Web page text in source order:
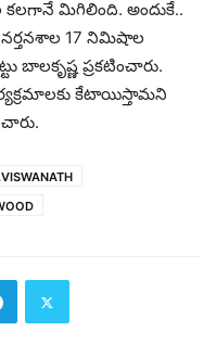
మిగిలింది. అందుకే..
న‌ర్త‌న‌శాల 17 నిమిషాల
ప్ర‌క‌టించారు.
కేటాయిస్తామ‌ని